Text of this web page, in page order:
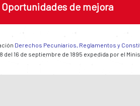
Oportunidades de mejora
Derechos Pecuniarios, Reglamentos y
16 de septiembre de 1895 expedida por el